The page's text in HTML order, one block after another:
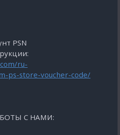
PSN
ru-
ps-store-voucher-code/
С НАМИ: